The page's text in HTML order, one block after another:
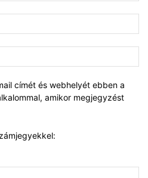
címét és webhelyét ebben a
amikor megjegyzést